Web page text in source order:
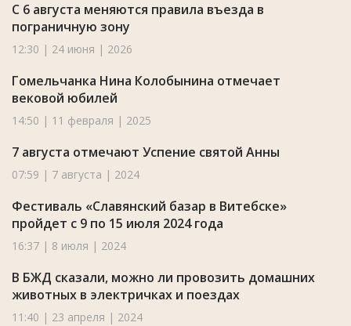
С 6 августа меняются правила въезда в
пограничную зону
12:30 | 24 июня | 2026
Гомельчанка Нина Колобынина отмечает
вековой юбилей
14:50 | 11 февраля | 2025
7 августа отмечают Успение святой Анны
07:59 | 7 августа | 2024
Фестиваль «Славянский базар в Витебске»
пройдет с 9 по 15 июля 2024 года
16:37 | 8 июля | 2024
В БЖД сказали, можно ли провозить домашних
животных в электричках и поездах
11:40 | 23 апреля | 2024